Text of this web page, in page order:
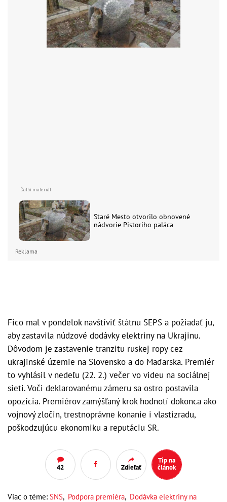
Staré Mesto otvorilo obnovené
nádvorie Pistoriho paláca
Reklama
Fico mal v pondelok navštíviť štátnu SEPS a požiadať ju,
aby zastavila núdzové dodávky elektriny na Ukrajinu.
Dôvodom je zastavenie tranzitu ruskej ropy cez
ukrajinské územie na Slovensko a do Maďarska. Premiér
to vyhlásil v nedeľu (22. 2.) večer vo videu na sociálnej
sieti. Voči deklarovanému zámeru sa ostro postavila
opozícia. Premiérov zamýšľaný krok hodnotí dokonca ako
vojnový zločin, trestnoprávne konanie i vlastizradu,
poškodzujúcu ekonomiku a reputáciu SR.
42 Zdieľať
Tip na
článok
Viac o téme: SNS, Podpora premiéra, Dodávka elektriny na